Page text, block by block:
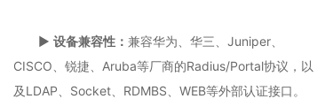
▶️ 设备兼容性： 兼容华为、华三、Juniper、
CISCO、锐捷、Aruba等厂商的Radius/Portal协议，以
及LDAP、Socket、RDMBS、WEB等外部认证接口。